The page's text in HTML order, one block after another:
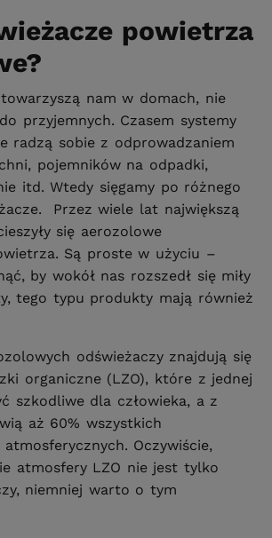
powietrza
nam w domach, nie
przyjemnych. Czasem systemy
radzą sobie z odprowadzaniem
pojemników na odpadki,
itd. Wtedy sięgamy po różnego
Przez wiele lat największą
się aerozolowe
Są proste w użyciu –
by wokół nas rozszedł się miły
tego typu produkty mają również
odświeżaczy znajdują się
organiczne (LZO), które z jednej
szkodliwe dla człowieka, a z
aż 60% wszystkich
atmosferycznych. Oczywiście,
atmosfery LZO nie jest tylko
niemniej warto o tym